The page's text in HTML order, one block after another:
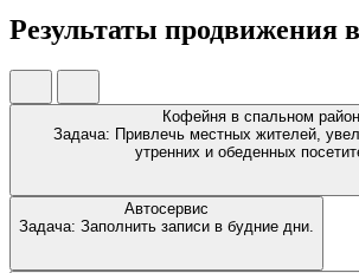
Результаты продвижения
Кофейня в спальном
Задача: Привлечь местных жителей,
утренних и обеденных
Автосервис
Задача: Заполнить записи в будние дни.